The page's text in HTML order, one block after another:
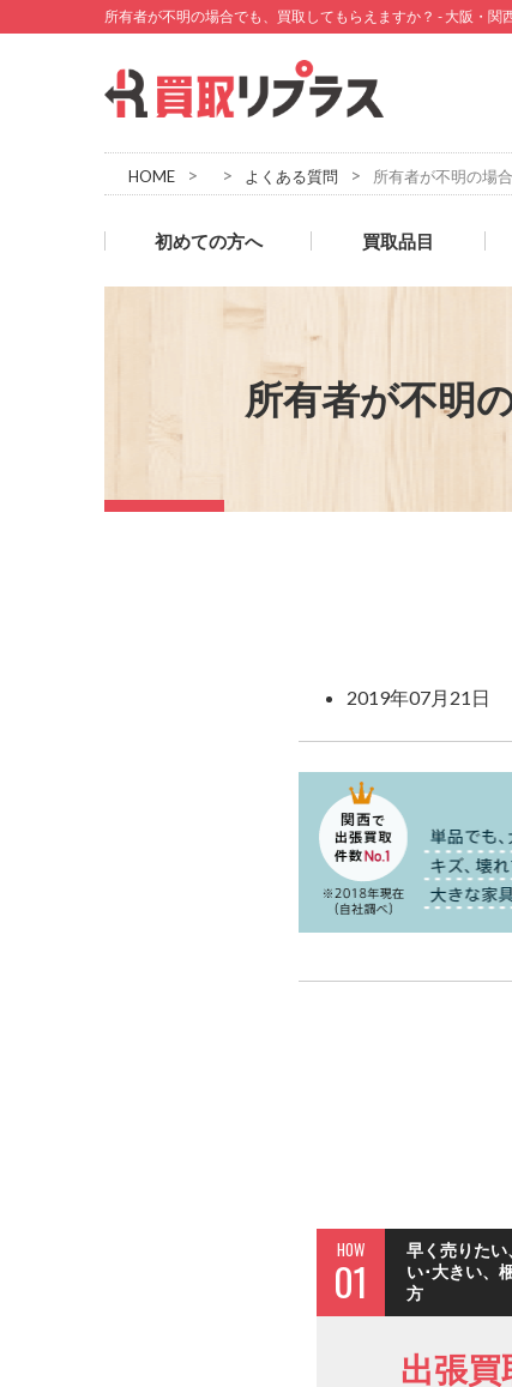
所有者が不明の場合でも、買取してもらえますか？ - 大阪・関
HOME > > よくある質問 > 所有者が不明の場
初めての方へ 買取品目
所有者が不明
2019年07月21日
HOW
01
早く売りた
い･大きい、
方
出張買